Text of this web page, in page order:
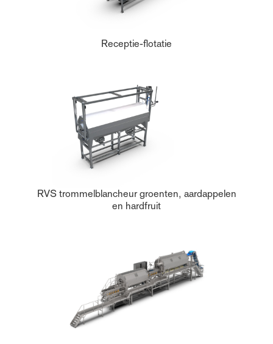
Receptie-flotatie
RVS trommelblancheur groenten, aardappelen
en hardfruit